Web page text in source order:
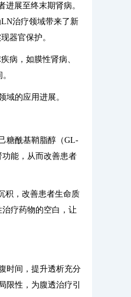
展至终末期肾病。
治疗领域带来了新
器官保护。
病，如膜性肾病、
域的应用进展。
糖酰基鞘脂醇（GL-
能，从而改善患者
积，改善患者生命质
疗药物的空白，让
时间，提升透析充分
限性，为腹透治疗引